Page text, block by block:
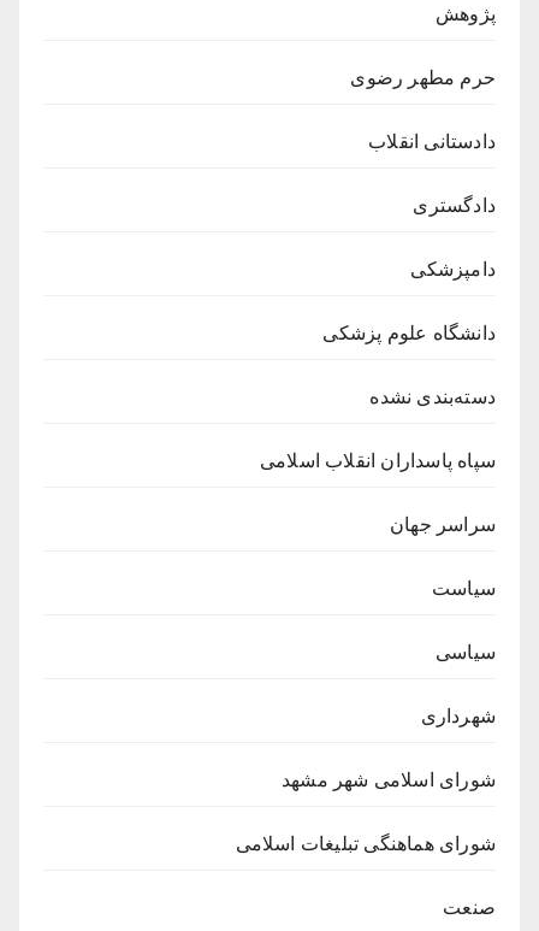
پژوهش
حرم مطهر رضوی
دادستانی انقلاب
دادگستری
دامپزشکی
دانشگاه علوم پزشکی
دسته‌بندی نشده
سپاه پاسداران انقلاب اسلامی
سراسر جهان
سیاست
سیاسی
شهرداری
شورای اسلامی شهر مشهد
شورای هماهنگی تبلیغات اسلامی
صنعت